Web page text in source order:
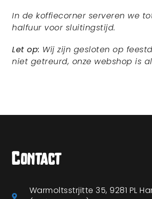
In de koffiecorner serveren we
halfuur voor sluitingstijd.
Let op: Wij zijn gesloten op
niet getreurd, onze webshop is
Contact
Warmoltsstrjitte 35, 9281 PL